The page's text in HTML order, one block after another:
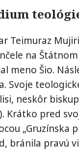
Teimuraz
na
meno Šio.
Svoje
neskôr
Krátko pred
„Gruzínska
bránila pravú